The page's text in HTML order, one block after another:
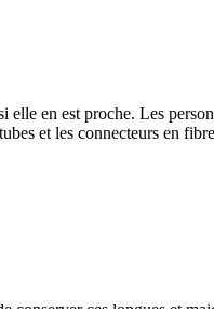
elle en est proche. Les
et les connecteurs en